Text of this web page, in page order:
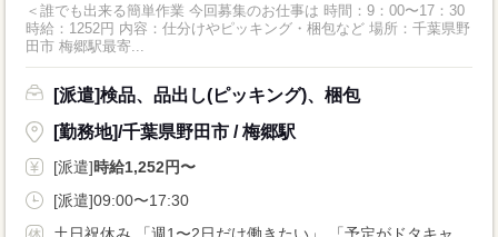
＜誰でも出来る簡単作業 今回募集のお仕事は 時間：9：00〜17：30
時給：1252円 内容：仕分けやピッキング・梱包など 場所：千葉県野
田市 梅郷駅最寄...
[派遣]検品、品出し(ピッキング)、梱包
[勤務地]/千葉県野田市 / 梅郷駅
[派遣]時給1,252円〜
[派遣]09:00〜17:30